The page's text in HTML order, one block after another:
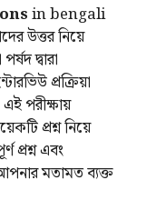
in bengali
উত্তর নিয়ে
দ্বারা
প্রক্রিয়া
পরীক্ষায়
প্রশ্ন নিয়ে
প্রশ্ন এবং
মতামত ব্যক্ত